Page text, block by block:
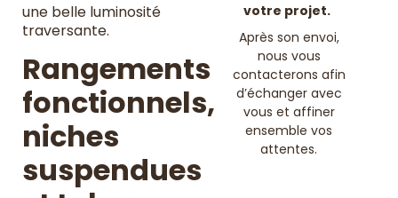
une belle luminosité
traversante.
Rangements
fonctionnels,
niches
suspendues
votre projet.
Après son envoi,
nous vous
contacterons afin
d’échanger avec
vous et affiner
ensemble vos
attentes.